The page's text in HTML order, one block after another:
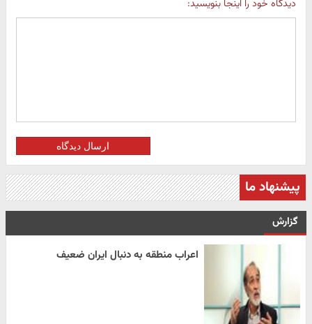
دیدگاه خود را اینجا بنویسید:
ارسال دیدگاه
پیشنهاد ما
گزارش
اعراب منطقه به دنبال ایران ضعیف